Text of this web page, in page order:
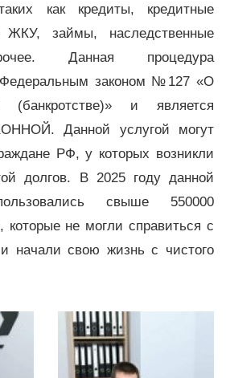
как кредиты, кредитные
займы, наследственные
Данная процедура
Федеральным законом №127 «О
(банкротстве)» и является
Данной услугой могут
РФ, у которых возникли
долгов. В 2025 году данной
свыше 550000
которые не могли справиться с
начали свою жизнь с чистого